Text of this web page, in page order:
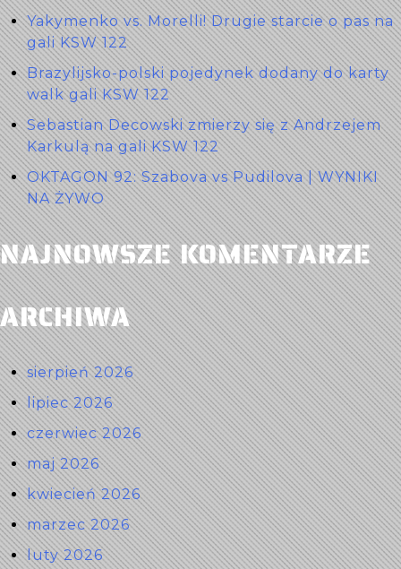
Yakymenko vs. Morelli! Drugie starcie o pas na
gali KSW 122
Brazylijsko-polski pojedynek dodany do karty
walk gali KSW 122
Sebastian Decowski zmierzy się z Andrzejem
Karkulą na gali KSW 122
OKTAGON 92: Szabova vs Pudilova | WYNIKI
NA ŻYWO
NAJNOWSZE KOMENTARZE
ARCHIWA
sierpień 2026
lipiec 2026
czerwiec 2026
maj 2026
kwiecień 2026
marzec 2026
luty 2026